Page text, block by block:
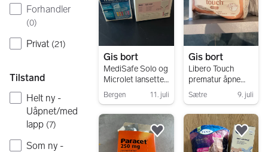
Forhandler
(0)
Privat (21)
Tilstand
Helt ny -
Uåpnet/med
lapp (7)
Som ny -
Gis bort
MediSafe Solo og
Microlet lansetter
23G 2,0 mm
Bergen 11. juli
Gis bort
Libero Touch
prematur åpne
bleier
Sætre 9. juli
Legg til som favoritt.